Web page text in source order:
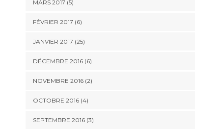
MARS 2017 (5)
FÉVRIER 2017 (6)
JANVIER 2017 (25)
DÉCEMBRE 2016 (6)
NOVEMBRE 2016 (2)
OCTOBRE 2016 (4)
SEPTEMBRE 2016 (3)